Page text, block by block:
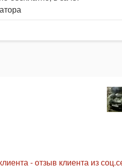
- отзыв клиента из